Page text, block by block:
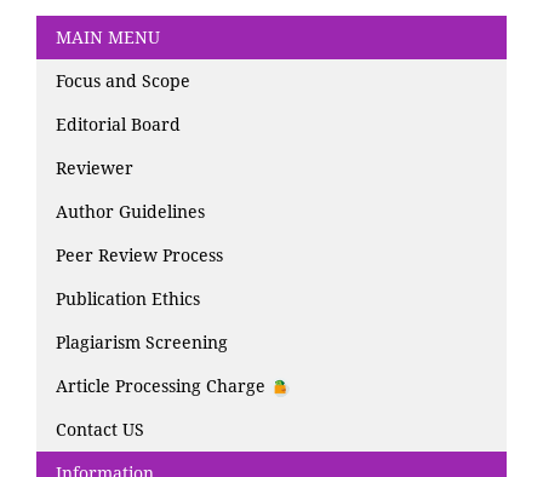
MAIN MENU
Focus and Scope
Editorial Board
Reviewer
Author Guidelines
Peer Review Process
Publication Ethics
Plagiarism Screening
Article Processing Charge
Contact US